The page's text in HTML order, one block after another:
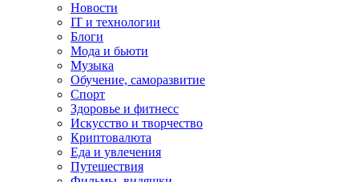
Новости
IT и технологии
Блоги
Мода и бьюти
Музыка
Обучение, саморазвитие
Спорт
Здоровье и фитнесс
Искусство и творчество
Криптовалюта
Еда и увлечения
Путешествия